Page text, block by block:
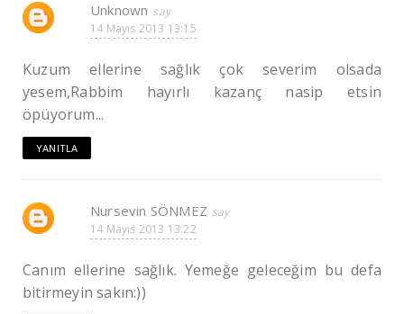
Unknown
14 Mayıs 2013 13:15
Kuzum ellerine sağlık çok severim olsada
yesem,Rabbim hayırlı kazanç nasip etsin
öpüyorum...
YANITLA
Nursevin SÖNMEZ
14 Mayıs 2013 13:22
Canım ellerine sağlık. Yemeğe geleceğim bu defa
bitirmeyin sakın:))